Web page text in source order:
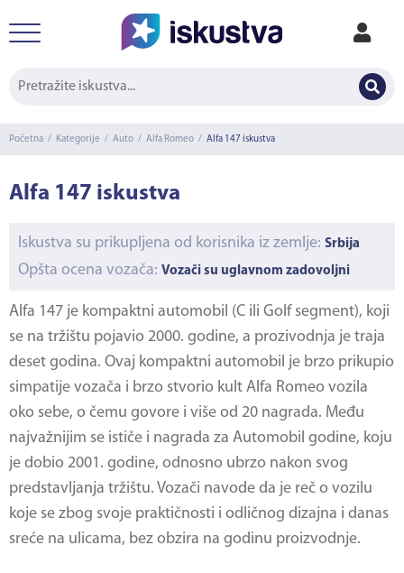
Početna / Kategorije / Auto / Alfa Romeo / Alfa 147 iskustva
Alfa 147 iskustva
Iskustva su prikupljena od korisnika iz zemlje: Srbija
Opšta ocena vozača: Vozači su uglavnom zadovoljni
Alfa 147 je kompaktni automobil (C ili Golf segment), koji
se na tržištu pojavio 2000. godine, a prozivodnja je traja
deset godina. Ovaj kompaktni automobil je brzo prikupio
simpatije vozača i brzo stvorio kult Alfa Romeo vozila
oko sebe, o čemu govore i više od 20 nagrada. Među
najvažnijim se ističe i nagrada za Automobil godine, koju
je dobio 2001. godine, odnosno ubrzo nakon svog
predstavljanja tržištu. Vozači navode da je reč o vozilu
koje se zbog svoje praktičnosti i odličnog dizajna i danas
sreće na ulicama, bez obzira na godinu proizvodnje.